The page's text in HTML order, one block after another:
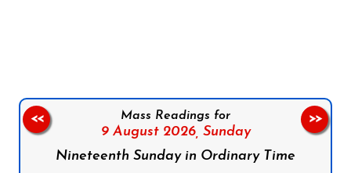
Mass Readings for
9 August 2026, Sunday
Nineteenth Sunday in Ordinary Time
<< >>